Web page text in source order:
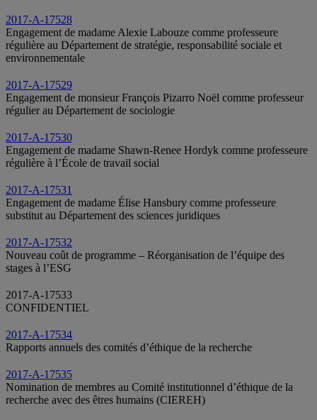
2017-A-17528
Engagement de madame Alexie Labouze comme professeure
régulière au Département de stratégie, responsabilité sociale et
environnementale
2017-A-17529
Engagement de monsieur François Pizarro Noël comme professeur
régulier au Département de sociologie
2017-A-17530
Engagement de madame Shawn-Renee Hordyk comme professeure
régulière à l’École de travail social
2017-A-17531
Engagement de madame Élise Hansbury comme professeure
substitut au Département des sciences juridiques
2017-A-17532
Nouveau coût de programme – Réorganisation de l’équipe des
stages à l’ESG
2017-A-17533
CONFIDENTIEL
2017-A-17534
Rapports annuels des comités d’éthique de la recherche
2017-A-17535
Nomination de membres au Comité institutionnel d’éthique de la
recherche avec des êtres humains (CIEREH)